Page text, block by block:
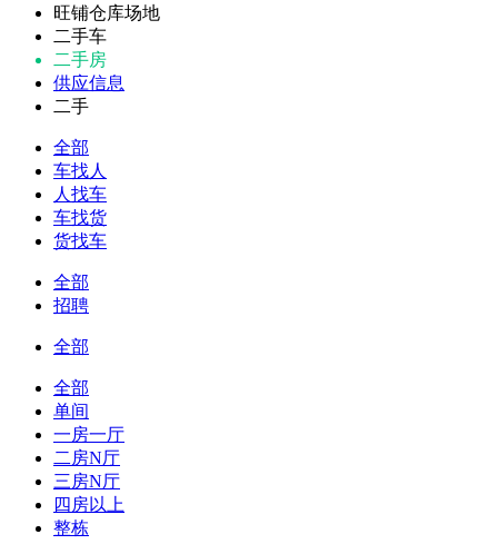
旺铺仓库场地
二手车
二手房
供应信息
二手
全部
车找人
人找车
车找货
货找车
全部
招聘
全部
全部
单间
一房一厅
二房N厅
三房N厅
四房以上
整栋